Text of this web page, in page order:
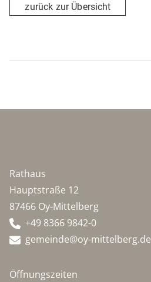
zurück zur Übersicht
Rathaus
Hauptstraße 12
87466 Oy-Mittelberg
+49 8366 9842-0
gemeinde@oy-mittelberg.de
Öffnungszeiten